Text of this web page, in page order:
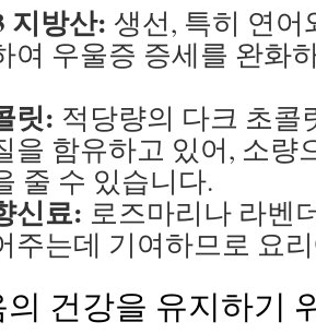
지방산: 생선, 특히 연어
여 우울증 증세를 완화
릿: 적당량의 다크 초콜
을 함유하고 있어, 소량
줄 수 있습니다.
신료: 로즈마리나 라벤
주는데 기여하므로 요
건강을 유지하기